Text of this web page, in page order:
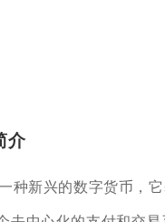
介
种新兴的数字货币，